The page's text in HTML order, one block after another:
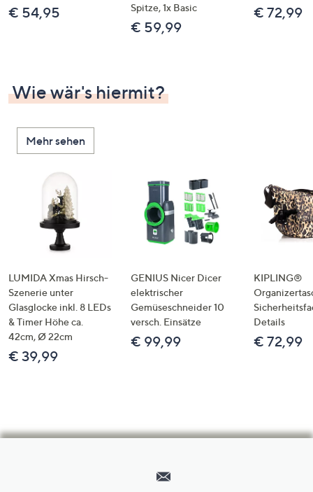
€ 54,95
Spitze, 1x Basic
€ 59,99
€ 72,99
Wie wär's hiermit?
Mehr sehen
LUMIDA Xmas Hirsch-
Szenerie unter
Glasglocke inkl. 8 LEDs
& Timer Höhe ca.
42cm, Ø 22cm
€ 39,99
GENIUS Nicer Dicer
elektrischer
Gemüseschneider 10
versch. Einsätze
€ 99,99
KIPLING®
Details
€ 72,99